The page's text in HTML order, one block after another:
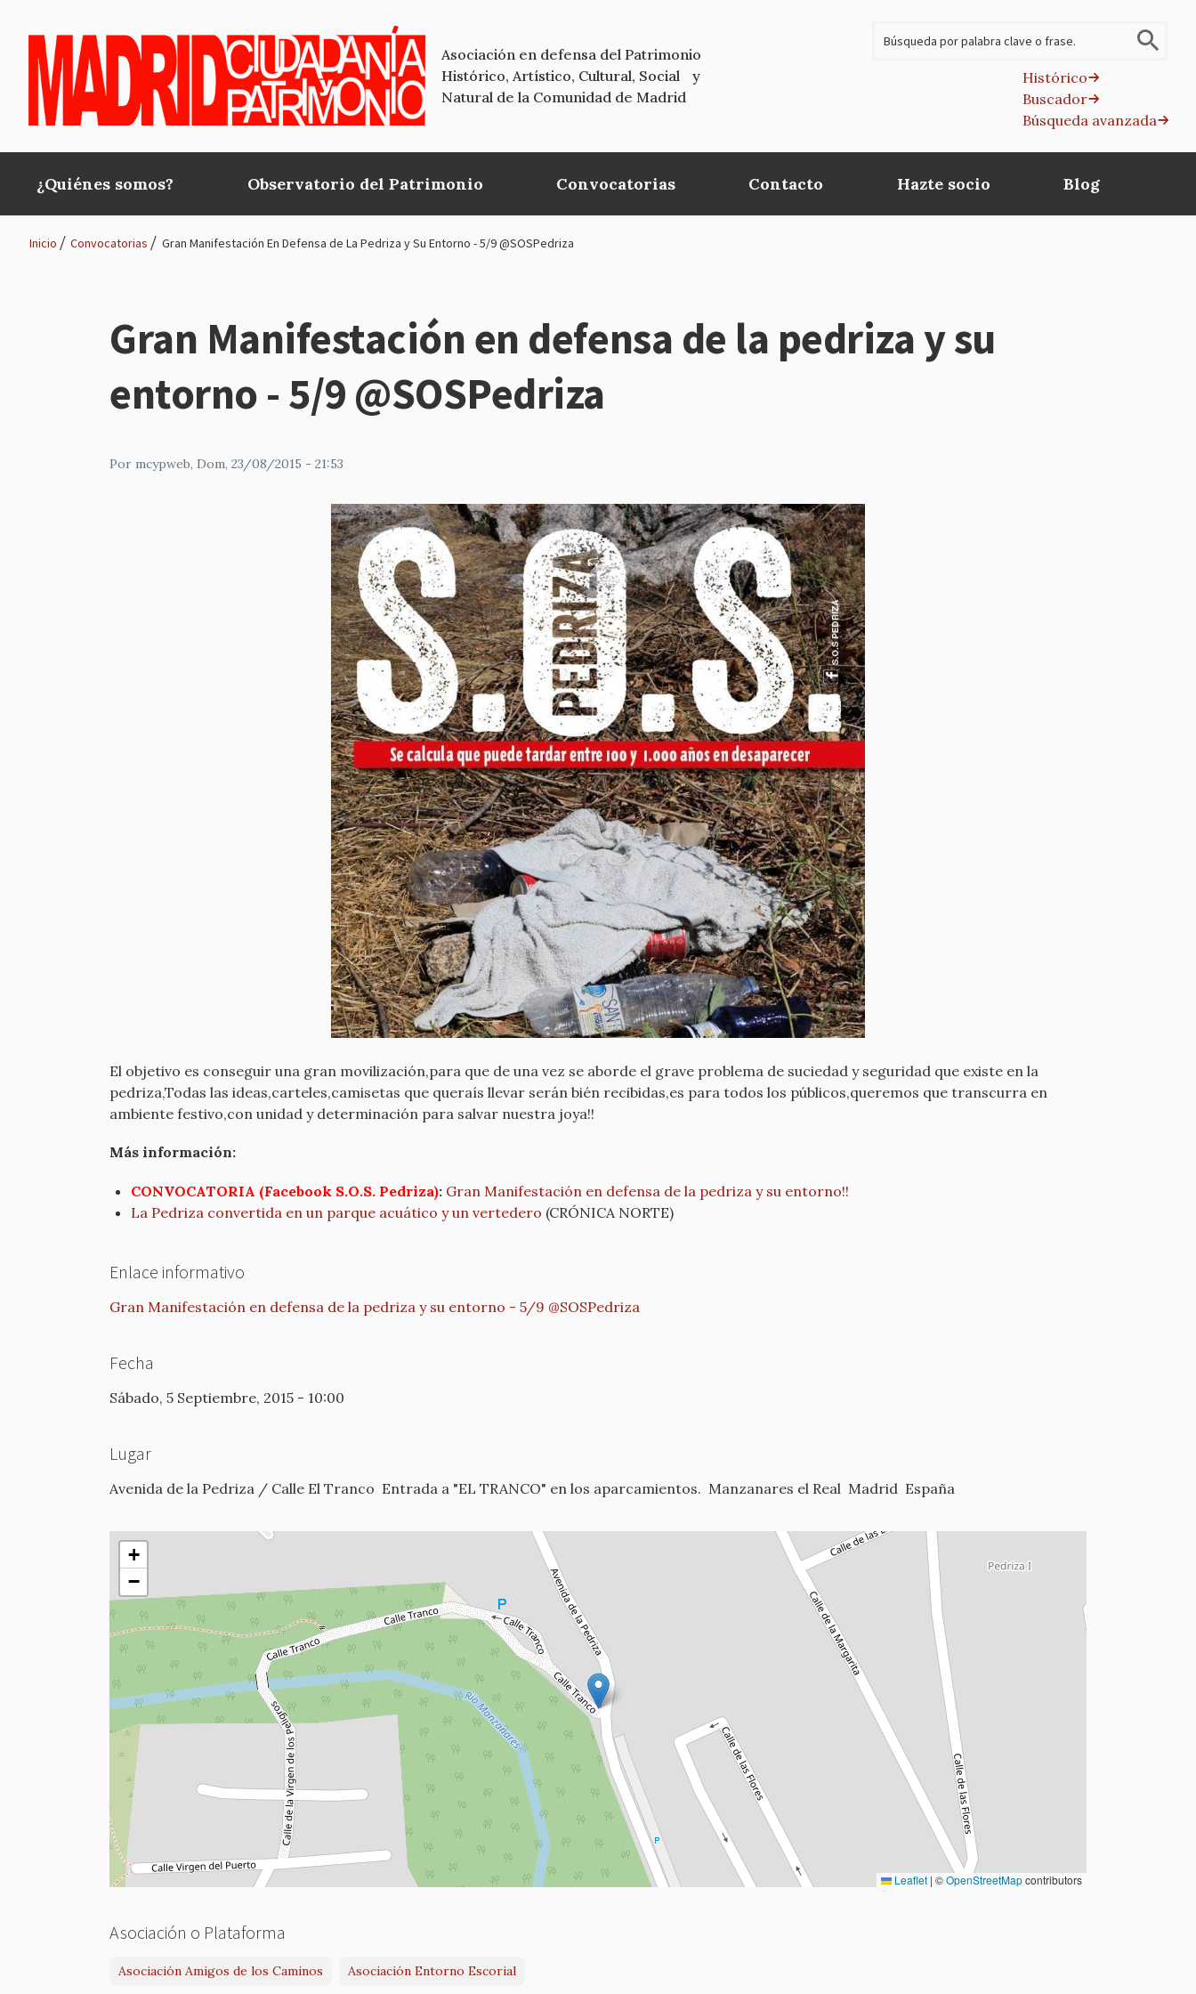
Asociación en defensa del Patrimonio
Histórico, Artístico, Cultural, Social y
Natural de la Comunidad de Madrid
Histórico
Buscador
Búsqueda avanzada
Main
navigation
¿Quiénes somos? Observatorio del Patrimonio Convocatorias Contacto Hazte socio Blog
Inicio Convocatorias Gran Manifestación En Defensa de La Pedriza y Su Entorno - 5/9 @SOSPedriza
Gran Manifestación en defensa de la pedriza y su
entorno - 5/9 @SOSPedriza
Por mcypweb, Dom, 23/08/2015 - 21:53
El objetivo es conseguir una gran movilización,para que de una vez se aborde el grave problema de suciedad y seguridad que existe en la
pedriza,Todas las ideas,carteles,camisetas que queraís llevar serán bién recibidas,es para todos los públicos,queremos que transcurra en
ambiente festivo,con unidad y determinación para salvar nuestra joya!!
Más información:
CONVOCATORIA (Facebook S.O.S. Pedriza): Gran Manifestación en defensa de la pedriza y su entorno!!
La Pedriza convertida en un parque acuático y un vertedero (CRÓNICA NORTE)
Enlace informativo
Gran Manifestación en defensa de la pedriza y su entorno - 5/9 @SOSPedriza
Fecha
Sábado, 5 Septiembre, 2015 - 10:00
Lugar
Avenida de la Pedriza / Calle El Tranco Entrada a "EL TRANCO" en los aparcamientos. Manzanares el Real Madrid España
+
−
Leaflet | ©OpenStreetMapcontributors
Asociación o Plataforma
Asociación Amigos de los Caminos Asociación Entorno Escorial